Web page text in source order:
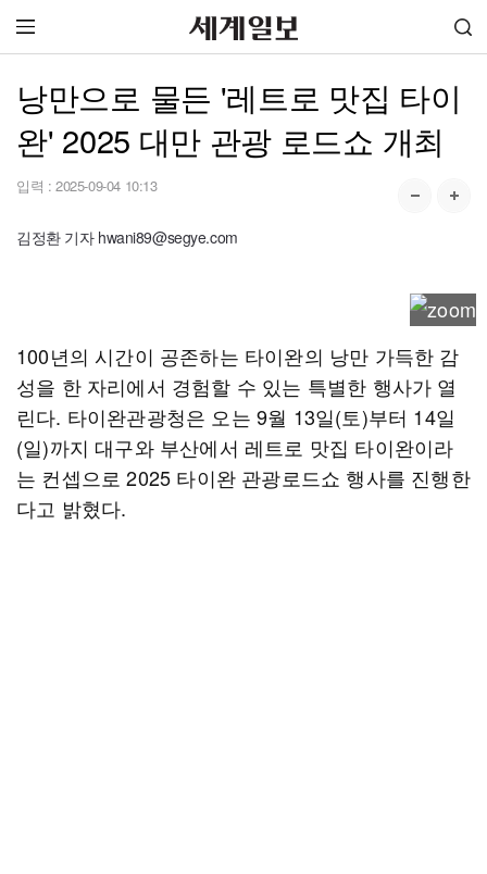
낭만으로 물든 '레트로 맛집 타이
완' 2025 대만 관광 로드쇼 개최
입력 : 2025-09-04 10:13
김정환 기자 hwani89@segye.com
100년의 시간이 공존하는 타이완의 낭만 가득한 감
성을 한 자리에서 경험할 수 있는 특별한 행사가 열
린다. 타이완관광청은 오는 9월 13일(토)부터 14일
(일)까지 대구와 부산에서 레트로 맛집 타이완이라
는 컨셉으로 2025 타이완 관광로드쇼 행사를 진행한
다고 밝혔다.